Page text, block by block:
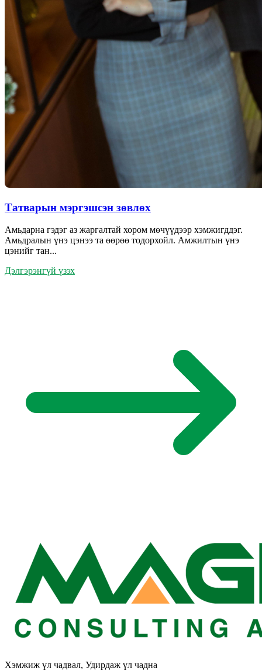
Татварын мэргэшсэн зөвлөх
Амьдарна гэдэг аз жаргалтай хором мөчүүдээр хэмжигддэг.
Амьдралын үнэ цэнээ та өөрөө тодорхойл. Амжилтын үнэ
цэнийг тан...
Дэлгэрэнгүй үзэх
Хэмжиж үл чадвал, Удирдаж үл чадна